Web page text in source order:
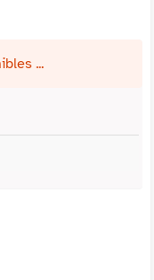
...